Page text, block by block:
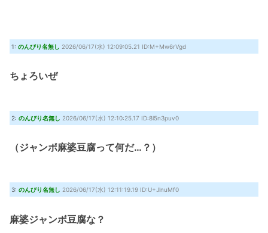
1: のんびり名無し 2026/06/17(水) 12:09:05.21 ID:M+Mw6rVgd
ちょろいぜ
2: のんびり名無し 2026/06/17(水) 12:10:25.17 ID:8l5n3puv0
（ジャンボ麻婆豆腐って何だ…？）
3: のんびり名無し 2026/06/17(水) 12:11:19.19 ID:U+JlnuMf0
麻婆ジャンボ豆腐な？